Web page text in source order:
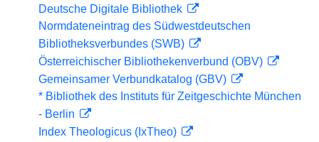
Deutsche Digitale Bibliothek
Normdateneintrag des Südwestdeutschen
Bibliotheksverbundes (SWB)
Österreichischer Bibliothekenverbund (OBV)
Gemeinsamer Verbundkatalog (GBV)
* Bibliothek des Instituts für Zeitgeschichte München
- Berlin
Index Theologicus (IxTheo)